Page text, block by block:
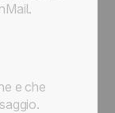
e che